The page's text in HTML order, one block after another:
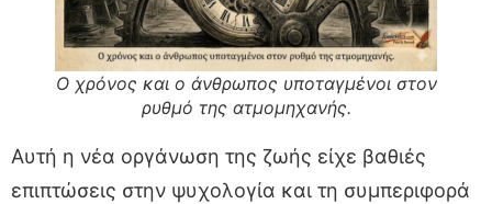
Ο χρόνος και ο άνθρωπος υποταγμένοι στον
ρυθμό της ατμομηχανής.
Αυτή η νέα οργάνωση της ζωής είχε βαθιές
επιπτώσεις στην ψυχολογία και τη συμπεριφορά